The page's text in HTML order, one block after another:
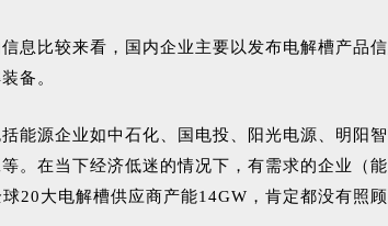
息比较来看，国内企业主要以发布电解槽产
备。
能源企业如中石化、国电投、阳光电源、明阳
。在当下经济低迷的情况下，有需求的企业（
20大电解槽供应商产能14GW，肯定都没有照